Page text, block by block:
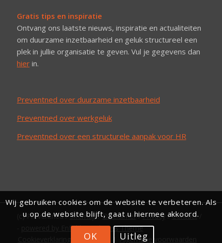
Gratis tips en inspiratie
Ontvang ons laatste nieuws, inspiratie en actualiteiten
om duurzame inzetbaarheid en geluk structureel een
plek in jullie organisatie te geven. Vul je gegevens dan
hierin.
Preventned over duurzame inzetbaarheid
Preventned over werkgeluk
Preventned over een structurele aanpak voor HR
(c) Preventned /Sitemap/Disclaimer/Privacy /Contact/
powered by Enfold WordPress Theme
Cookieverklaring Preventned
Algemene voorwaarden
Wij gebruiken cookies om de website te verbeteren. Als
u op de website blijft, gaat u hiermee akkoord.
OK Uitleg